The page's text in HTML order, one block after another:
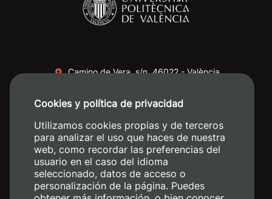
Camino de Vera, s/n. 46022 - València
+34 620 04 00 50
Cookies y política de privacidad
Utilizamos cookies propias y de terceros
para analizar el uso que haces de nuestra
web, como recordar las preferencias del
usuario en el caso del idioma
seleccionado, datos de acceso o
personalización de la página. Puedes